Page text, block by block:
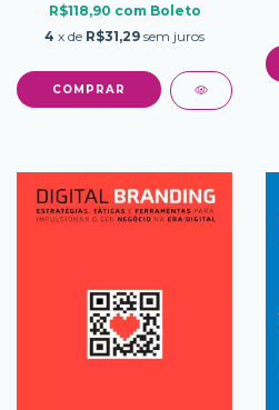
R$118,90 com Boleto
4 x de R$31,29 sem juros